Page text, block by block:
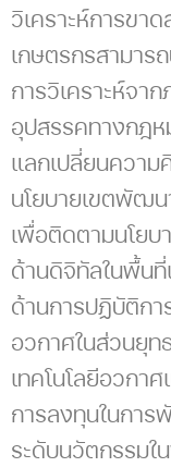
วิเคราะห์การขา
เกษตรกรสามาร
การวิเคราะห์จา
อุปสรรคทางกฎห
แลกเปลี่ยนควา
นโยบายเขตพัฒ
เพื่อติดตามนโย
ด้านดิจิทัลในพื้น
ด้านการปฏิบัติกา
อวกาศในส่วนยุ
เทคโนโลยีอวกา
การลงทุนในการ
ระดับนวัตกรรม